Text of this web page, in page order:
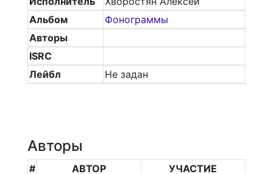
Альбом
Фонограммы
Авторы
ISRC
Лейбл
Не задан
Авторы
# АВТОР
УЧАСТИЕ